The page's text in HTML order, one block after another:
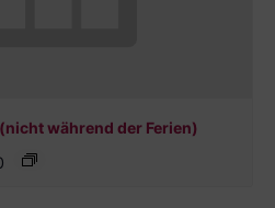
während der Ferien)